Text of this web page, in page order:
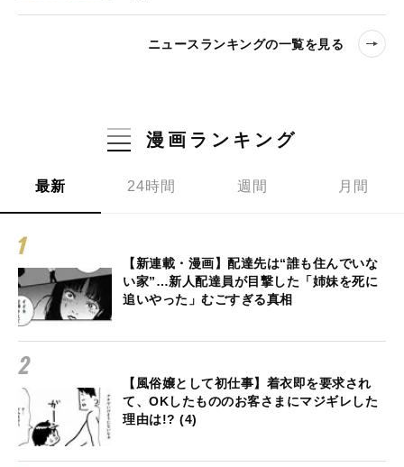
ニュースランキングの一覧を見る
漫画ランキング
最新 24時間 週間 月間
【新連載・漫画】配達先は“誰も住んでいな
い家”…新人配達員が目撃した「姉妹を死に
追いやった」むごすぎる真相
【風俗嬢として初仕事】着衣即を要求され
て、OKしたもののお客さまにマジギレした
理由は!? (4)